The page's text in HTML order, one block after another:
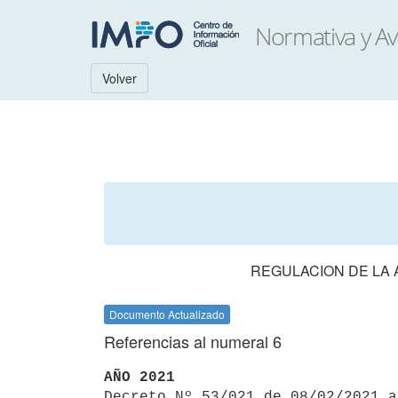
Volver
REGULACION DE LA
Documento Actualizado
Referencias al numeral 6
AÑO 2021